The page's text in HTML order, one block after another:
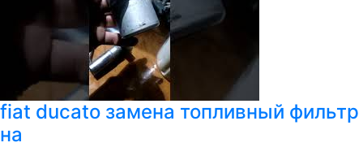
fiat ducato замена топливный фильтр
на